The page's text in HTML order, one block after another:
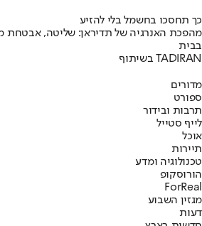
כך תחסכו בחשמל בלי להזיע
מהפכת האנרגיה של תדיראן: שליטה, אבטחת
בבית
בשיתוף TADIRAN
מדורים
ספורט
תרבות ובידור
לייף סטייל
אוכל
תיירות
טכנולוגיה ומדע
הורוסקופ
ForReal
מגזין השבוע
דעות